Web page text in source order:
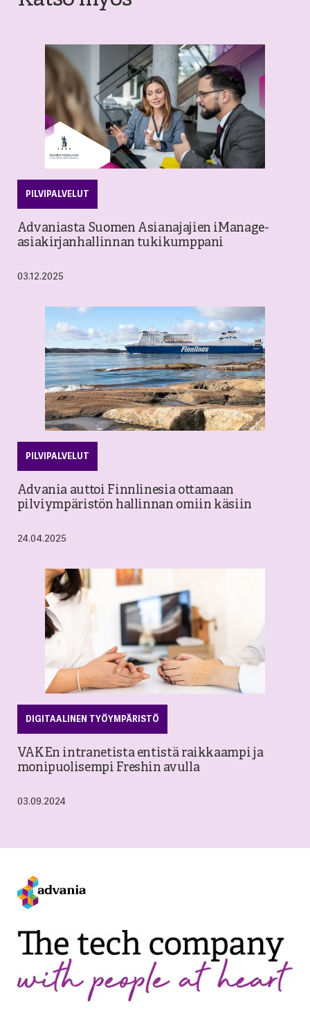
PILVIPALVELUT
Advaniasta Suomen Asianajajien iManage-
asiakirjanhallinnan tukikumppani
03.12.2025
PILVIPALVELUT
Advania auttoi Finnlinesia ottamaan
pilviympäristön hallinnan omiin käsiin
24.04.2025
DIGITAALINEN TYÖYMPÄRISTÖ
VAKEn intranetista entistä raikkaampi ja
monipuolisempi Freshin avulla
03.09.2024